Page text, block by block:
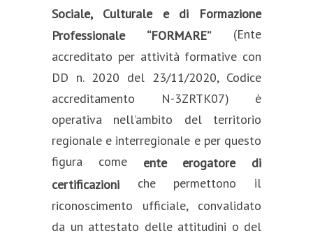
Sociale, Culturale e di Formazione
Professionale “FORMARE”(Ente
accreditato per attività formative con
DD n. 2020 del 23/11/2020, Codice
accreditamento N-3ZRTK07) è
operativa nell’ambito del territorio
regionale e interregionale e per questo
figura come ente erogatore di
certificazioni che permettono il
riconoscimento ufficiale, convalidato
da un attestato delle attitudini o del